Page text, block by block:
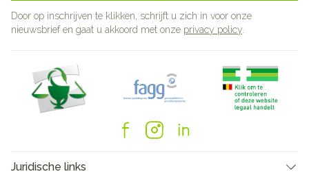
Door op inschrijven te klikken, schrijft u zich in voor onze
nieuwsbrief en gaat u akkoord met onze privacy policy
Juridische links